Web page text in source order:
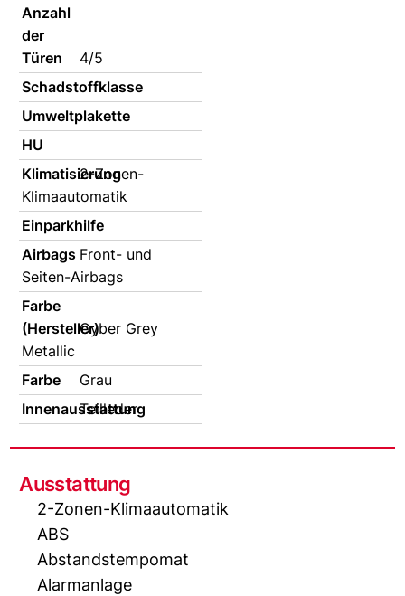
Anzahl
der
Türen
4/5
Schadstoffklasse
Umweltplakette
HU
Klimatisierung
2-Zonen-
Klimaautomatik
Einparkhilfe
AirbagsFront- und
Seiten-Airbags
Farbe
(Hersteller)Cyber Grey
Metallic
Farbe
Grau
Innenausstattung
Teilleder
Ausstattung
2-Zonen-Klimaautomatik
ABS
Abstandstempomat
Alarmanlage